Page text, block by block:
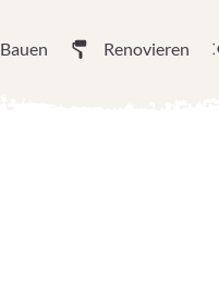
Bauen Renovieren